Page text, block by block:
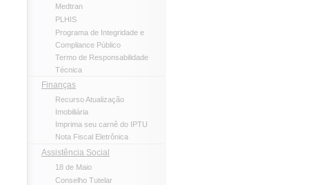
Medtran
PLHIS
Programa de Integridade e
Compliance Público
Termo de Responsabilidade
Técnica
Finanças
Recurso Atualização
Imobiliária
Imprima seu carnê do IPTU
Nota Fiscal Eletrônica
Assistência Social
18 de Maio
Conselho Tutelar